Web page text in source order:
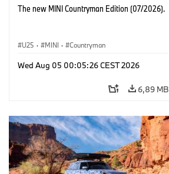
The new MINI Countryman Edition (07/2026).
U25 · MINI · Countryman
Wed Aug 05 00:05:26 CEST 2026
6,89 MB